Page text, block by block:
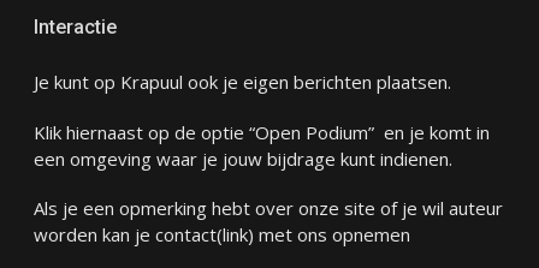
Interactie
Je kunt op Krapuul ook je eigen berichten plaatsen.
Klik hiernaast op de optie “Open Podium” en je komt in
een omgeving waar je jouw bijdrage kunt indienen.
Als je een opmerking hebt over onze site of je wil auteur
worden kan je contact(link) met ons opnemen